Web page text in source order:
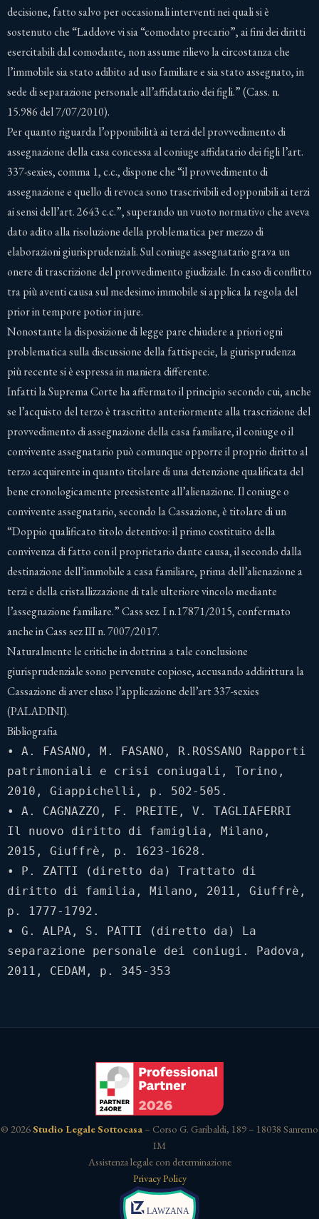
decisione, fatto salvo per occasionali interventi nei quali si è
sostenuto che “Laddove vi sia “comodato precario”, ai fini dei diritti
esercitabili dal comodante, non assume rilievo la circostanza che
l’immobile sia stato adibito ad uso familiare e sia stato assegnato, in
sede di separazione personale all’affidatario dei figli.” (Cass. n.
15.986 del 7/07/2010).
Per quanto riguarda l’opponibilità ai terzi del provvedimento di
assegnazione della casa concessa al coniuge affidatario dei figli l’art.
337-sexies, comma 1, c.c., dispone che “il provvedimento di
assegnazione e quello di revoca sono trascrivibili ed opponibili ai terzi
ai sensi dell’art. 2643 c.c.”, superando un vuoto normativo che aveva
dato adito alla risoluzione della problematica per mezzo di
elaborazioni giurisprudenziali. Sul coniuge assegnatario grava un
onere di trascrizione del provvedimento giudiziale. In caso di conflitto
tra più aventi causa sul medesimo immobile si applica la regola del
prior in tempore potior in jure.
Nonostante la disposizione di legge pare chiudere a priori ogni
problematica sulla discussione della fattispecie, la giurisprudenza
più recente si è espressa in maniera differente.
Infatti la Suprema Corte ha affermato il principio secondo cui, anche
se l’acquisto del terzo è trascritto anteriormente alla trascrizione del
provvedimento di assegnazione della casa familiare, il coniuge o il
convivente assegnatario può comunque opporre il proprio diritto al
terzo acquirente in quanto titolare di una detenzione qualificata del
bene cronologicamente preesistente all’alienazione. Il coniuge o
convivente assegnatario, secondo la Cassazione, è titolare di un
“Doppio qualificato titolo detentivo: il primo costituito della
convivenza di fatto con il proprietario dante causa, il secondo dalla
destinazione dell’immobile a casa familiare, prima dell’alienazione a
terzi e della cristallizzazione di tale ulteriore vincolo mediante
l’assegnazione familiare.” Cass sez. I n.17871/2015, confermato
anche in Cass sez III n. 7007/2017.
Naturalmente le critiche in dottrina a tale conclusione
giurisprudenziale sono pervenute copiose, accusando addirittura la
Cassazione di aver eluso l’applicazione dell’art 337-sexies
(PALADINI).
Bibliografia
• A. FASANO, M. FASANO, R.ROSSANO Rapporti
patrimoniali e crisi coniugali, Torino,
2010, Giappichelli, p. 502-505.
• A. CAGNAZZO, F. PREITE, V. TAGLIAFERRI
Il nuovo diritto di famiglia, Milano,
2015, Giuffrè, p. 1623-1628.
• P. ZATTI (diretto da) Trattato di
diritto di familia, Milano, 2011, Giuffrè,
p. 1777-1792.
• G. ALPA, S. PATTI (diretto da) La
separazione personale dei coniugi. Padova,
2011, CEDAM, p. 345-353
© 2026Studio Legale Sottocasa – Corso G. Garibaldi, 189 – 18038 Sanremo
IM
Assistenza legale con determinazione
Privacy Policy